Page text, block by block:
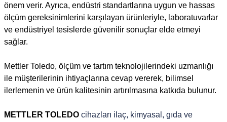
önem verir. Ayrıca, endüstri standartlarına uygun ve hassas
ölçüm gereksinimlerini karşılayan ürünleriyle, laboratuvarlar
ve endüstriyel tesislerde güvenilir sonuçlar elde etmeyi
sağlar.
Mettler Toledo, ölçüm ve tartım teknolojilerindeki uzmanlığı
ile müşterilerinin ihtiyaçlarına cevap vererek, bilimsel
ilerlemenin ve ürün kalitesinin artırılmasına katkıda bulunur.
METTLER TOLEDO cihazları ilaç, kimyasal, gıda ve